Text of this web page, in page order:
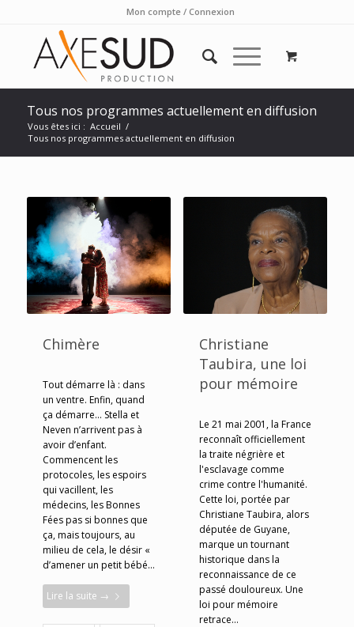
Mon compte / Connexion
Tous nos programmes actuellement en diffusion
Vous êtes ici : Accueil /
Tous nos programmes actuellement en diffusion
Chimère
Tout démarre là : dans
un ventre. Enfin, quand
ça démarre... Stella et
Neven n’arrivent pas à
avoir d’enfant.
Commencent les
protocoles, les espoirs
qui vacillent, les
médecins, les Bonnes
Fées pas si bonnes que
ça, mais toujours, au
milieu de cela, le désir «
d’amener un petit bébé…
Lire la suite →
Christiane
Taubira, une loi
pour mémoire
Le 21 mai 2001, la France
reconnaît officiellement
la traite négrière et
l'esclavage comme
crime contre l'humanité.
Cette loi, portée par
Christiane Taubira, alors
députée de Guyane,
marque un tournant
historique dans la
reconnaissance de ce
passé douloureux. Une
loi pour mémoire
retrace…